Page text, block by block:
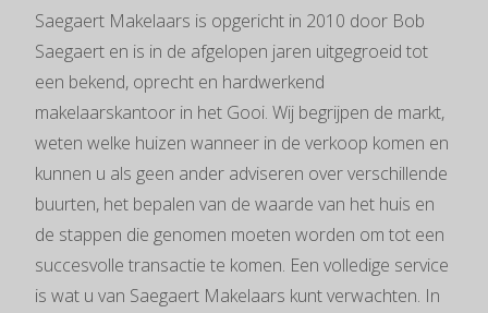
Saegaert Makelaars is opgericht in 2010 door Bob
Saegaert en is in de afgelopen jaren uitgegroeid tot
een bekend, oprecht en hardwerkend
makelaarskantoor in het Gooi. Wij begrijpen de markt,
weten welke huizen wanneer in de verkoop komen en
kunnen u als geen ander adviseren over verschillende
buurten, het bepalen van de waarde van het huis en
de stappen die genomen moeten worden om tot een
succesvolle transactie te komen. Een volledige service
is wat u van Saegaert Makelaars kunt verwachten. In